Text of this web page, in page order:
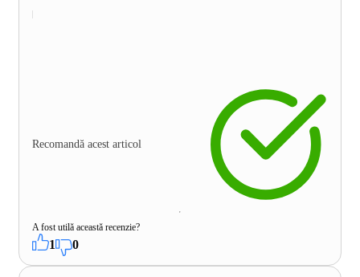
Recomandă acest articol
A fost utilă această recenzie?
1 0